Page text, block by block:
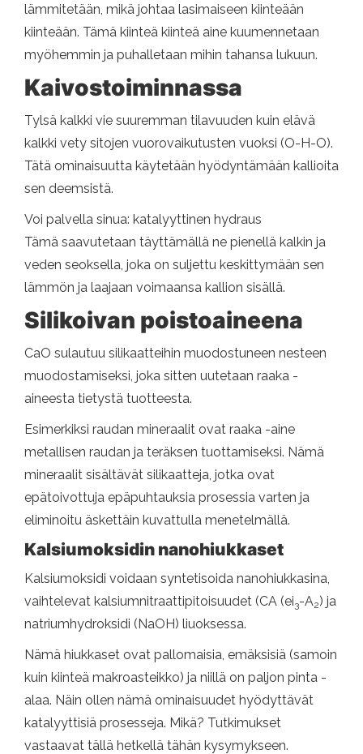
lämmitetään, mikä johtaa lasimaiseen kiinteään
kiinteään. Tämä kiinteä kiinteä aine kuumennetaan
myöhemmin ja puhalletaan mihin tahansa lukuun.
Kaivostoiminnassa
Tylsä kalkki vie suuremman tilavuuden kuin elävä
kalkki vety sitojen vuorovaikutusten vuoksi (O-H-O).
Tätä ominaisuutta käytetään hyödyntämään kallioita
sen deemsistä.
Voi palvella sinua: katalyyttinen hydraus
Tämä saavutetaan täyttämällä ne pienellä kalkin ja
veden seoksella, joka on suljettu keskittymään sen
lämmön ja laajaan voimaansa kallion sisällä.
Silikoivan poistoaineena
CaO sulautuu silikaatteihin muodostuneen nesteen
muodostamiseksi, joka sitten uutetaan raaka -
aineesta tietystä tuotteesta.
Esimerkiksi raudan mineraalit ovat raaka -aine
metallisen raudan ja teräksen tuottamiseksi. Nämä
mineraalit sisältävät silikaatteja, jotka ovat
epätoivottuja epäpuhtauksia prosessia varten ja
eliminoitu äskettäin kuvattulla menetelmällä.
Kalsiumoksidin nanohiukkaset
Kalsiumoksidi voidaan syntetisoida nanohiukkasina,
vaihtelevat kalsiumnitraattipitoisuudet (CA (ei3-A2) ja
natriumhydroksidi (NaOH) liuoksessa.
Nämä hiukkaset ovat pallomaisia, emäksisiä (samoin
kuin kiinteä makroasteikko) ja niillä on paljon pinta -
alaa. Näin ollen nämä ominaisuudet hyödyttävät
katalyyttisiä prosesseja. Mikä? Tutkimukset
vastaavat tällä hetkellä tähän kysymykseen.